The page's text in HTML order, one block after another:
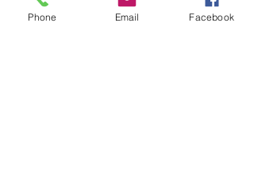
Une séance à l'unité peut être reportée une seule
Phone Email Facebook